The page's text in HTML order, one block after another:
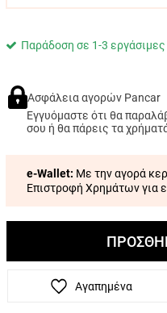
Παράδοση σε 1-3 εργάσιμες
Ασφάλεια αγορών Pancar
Εγγυόμαστε ότι θα
σου ή θα πάρεις τα
e-Wallet: Με την αγορά
Επιστροφή Χρημάτων για
Αγαπημένα